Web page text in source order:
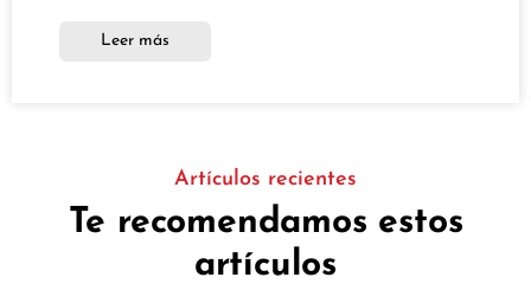
Leer más
Artículos recientes
Te recomendamos estos
artículos